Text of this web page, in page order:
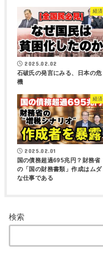
経済
2025.02.02
石破氏の発言にみる、日本の危
機
経済
2025.02.01
国の債務超過695兆円？財務省
の「国の財務書類」作成はムダ
な仕事である
検索